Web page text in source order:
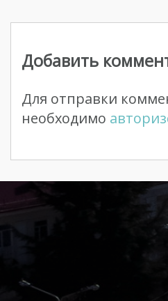
Навигация
записям
Добавить
Для отправки
необходимо